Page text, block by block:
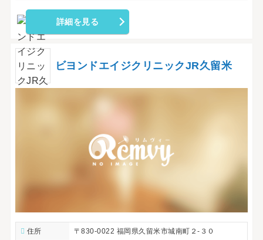
詳細を見る
ビヨンドエイジクリニックJR久留米
住所 〒830-0022 福岡県久留米市城南町２-３０